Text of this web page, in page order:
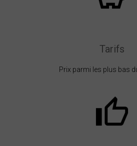
Tarifs
Prix parmi les plus bas